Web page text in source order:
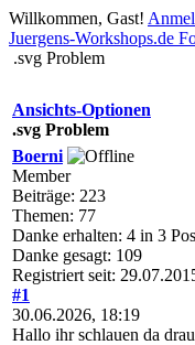
Willkommen, Gast!
Juergens-Workshops.de
.svg Problem
Ansichts-Optionen
.svg Problem
Boerni
Member
Beiträge: 223
Themen: 77
Danke erhalten: 4 in 3
Danke gesagt: 109
Registriert seit:
#1
30.06.2026, 18:19
Hallo ihr schlauen da